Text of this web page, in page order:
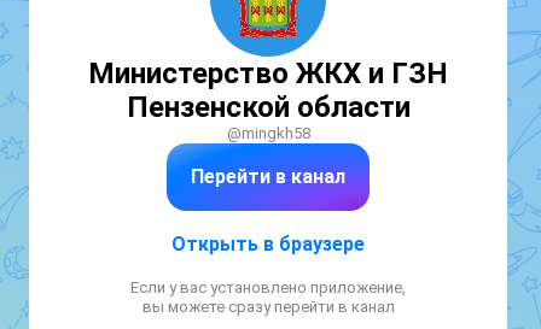
Министерство ЖКХ и ГЗН
Пензенской области
@mingkh58
Перейти в канал
Открыть в браузере
Если у вас установлено приложение,
вы можете сразу перейти в канал